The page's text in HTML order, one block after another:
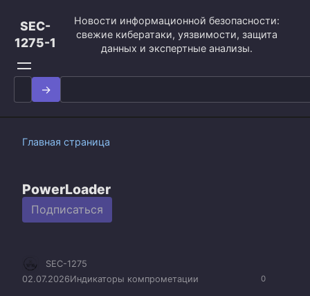
контенту
SEC-
1275-1
Новости информационной безопасности:
свежие кибератаки, уязвимости, защита
данных и экспертные анализы.
Search
for:
Главная страница
PowerLoader
Подписаться
0
SEC-1275
02.07.2026Индикаторы компрометации